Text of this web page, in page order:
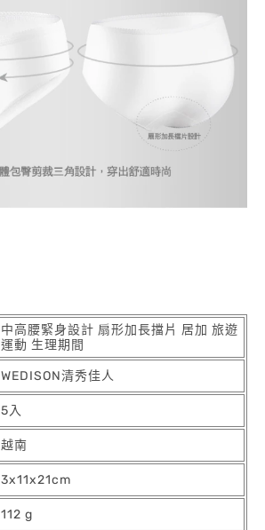
中高腰緊身設計 扇形加長擋片 居加 旅遊
運動 生理期間
WEDISON清秀佳人
5入
越南
3x11x21cm
112 g